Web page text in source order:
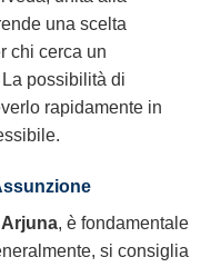
una scelta
chi cerca un
possibilità di
rapidamente in
Arjuna, è fondamentale
si consiglia